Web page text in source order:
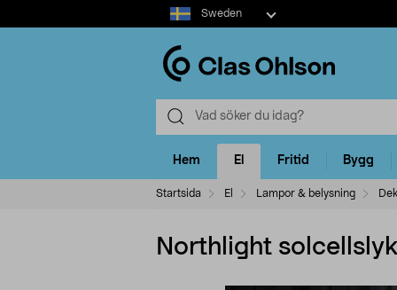
Select
market
Sweden
Hem El Fritid Bygg
Startsida El Lampor & belysning
Northlight